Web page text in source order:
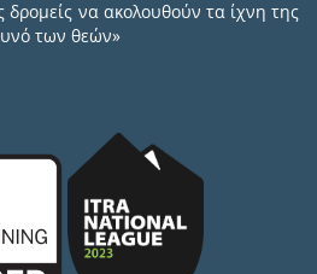
δρομείς να ακολουθούν τα ίχνη της
των θεών»